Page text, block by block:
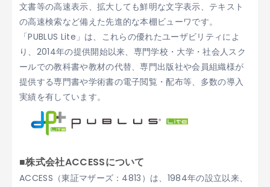
文書等の高速表示、拡大しても鮮明な文字表示、テキスト
の高速検索など備えた先進的な本棚ビューワです。
「PUBLUS Lite」は、これらの優れたユーザビリティによ
り、2014年の提供開始以来、専門学校・大学・社会人スク
ールでの教科書や教材の代替、専門出版社や会員組織様が
提供する専門書や学術書の電子閲覧・配布等、多数の導入
実績を有しています。
■株式会社ACCESSについて
ACCESS（東証マザーズ：4813）は、1984年の設立以来、